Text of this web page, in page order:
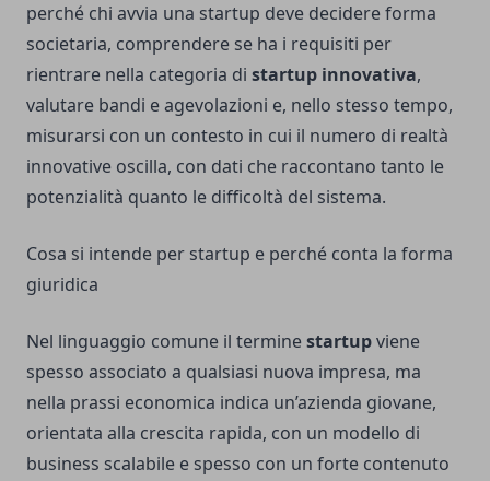
perché chi avvia una startup deve decidere forma
societaria, comprendere se ha i requisiti per
rientrare nella categoria di startup innovativa,
valutare bandi e agevolazioni e, nello stesso tempo,
misurarsi con un contesto in cui il numero di realtà
innovative oscilla, con dati che raccontano tanto le
potenzialità quanto le difficoltà del sistema.
Cosa si intende per startup e perché conta la forma
giuridica
Nel linguaggio comune il terminestartupviene
spesso associato a qualsiasi nuova impresa, ma
nella prassi economica indica un’azienda giovane,
orientata alla crescita rapida, con un modello di
business scalabile e spesso con un forte contenuto